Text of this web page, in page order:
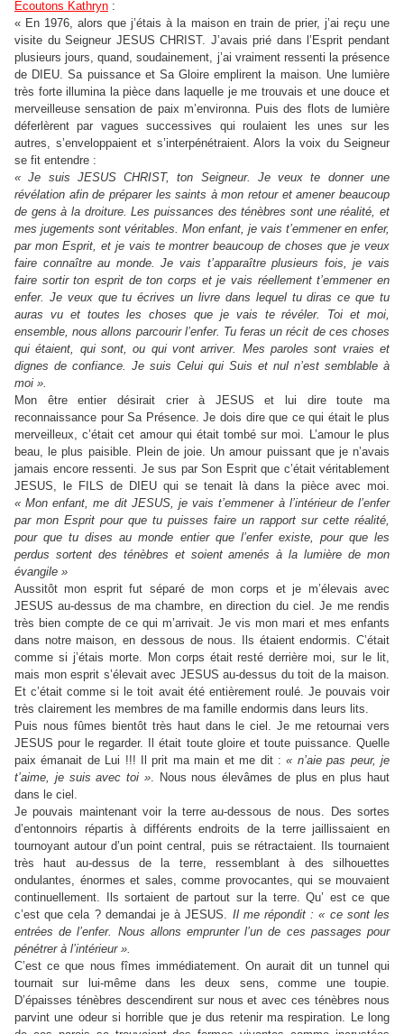
Ecoutons Kathryn :
« En 1976, alors que j’étais à la maison en train de prier, j’ai reçu une
visite du Seigneur JESUS CHRIST. J’avais prié dans l’Esprit pendant
plusieurs jours, quand, soudainement, j’ai vraiment ressenti la présence
de DIEU. Sa puissance et Sa Gloire emplirent la maison. Une lumière
très forte illumina la pièce dans laquelle je me trouvais et une douce et
merveilleuse sensation de paix m’environna. Puis des flots de lumière
déferlèrent par vagues successives qui roulaient les unes sur les
autres, s’enveloppaient et s’interpénétraient. Alors la voix du Seigneur
se fit entendre :
« Je suis JESUS CHRIST, ton Seigneur. Je veux te donner une
révélation afin de préparer les saints à mon retour et amener beaucoup
de gens à la droiture. Les puissances des ténèbres sont une réalité, et
mes jugements sont véritables. Mon enfant, je vais t’emmener en enfer,
par mon Esprit, et je vais te montrer beaucoup de choses que je veux
faire connaître au monde. Je vais t’apparaître plusieurs fois, je vais
faire sortir ton esprit de ton corps et je vais réellement t’emmener en
enfer. Je veux que tu écrives un livre dans lequel tu diras ce que tu
auras vu et toutes les choses que je vais te révéler. Toi et moi,
ensemble, nous allons parcourir l’enfer. Tu feras un récit de ces choses
qui étaient, qui sont, ou qui vont arriver. Mes paroles sont vraies et
dignes de confiance. Je suis Celui qui Suis et nul n’est semblable à
moi ».
Mon être entier désirait crier à JESUS et lui dire toute ma
reconnaissance pour Sa Présence. Je dois dire que ce qui était le plus
merveilleux, c’était cet amour qui était tombé sur moi. L’amour le plus
beau, le plus paisible. Plein de joie. Un amour puissant que je n’avais
jamais encore ressenti. Je sus par Son Esprit que c’était véritablement
JESUS, le FILS de DIEU qui se tenait là dans la pièce avec moi.
« Mon enfant, me dit JESUS, je vais t’emmener à l’intérieur de l’enfer
par mon Esprit pour que tu puisses faire un rapport sur cette réalité,
pour que tu dises au monde entier que l’enfer existe, pour que les
perdus sortent des ténèbres et soient amenés à la lumière de mon
évangile »
Aussitôt mon esprit fut séparé de mon corps et je m’élevais avec
JESUS au-dessus de ma chambre, en direction du ciel. Je me rendis
très bien compte de ce qui m’arrivait. Je vis mon mari et mes enfants
dans notre maison, en dessous de nous. Ils étaient endormis. C’était
comme si j’étais morte. Mon corps était resté derrière moi, sur le lit,
mais mon esprit s’élevait avec JESUS au-dessus du toit de la maison.
Et c’était comme si le toit avait été entièrement roulé. Je pouvais voir
très clairement les membres de ma famille endormis dans leurs lits.
Puis nous fûmes bientôt très haut dans le ciel. Je me retournai vers
JESUS pour le regarder. Il était toute gloire et toute puissance. Quelle
paix émanait de Lui !!! Il prit ma main et me dit :« n’aie pas peur, je
t’aime, je suis avec toi ». Nous nous élevâmes de plus en plus haut
dans le ciel.
Je pouvais maintenant voir la terre au-dessous de nous. Des sortes
d’entonnoirs répartis à différents endroits de la terre jaillissaient en
tournoyant autour d’un point central, puis se rétractaient. Ils tournaient
très haut au-dessus de la terre, ressemblant à des silhouettes
ondulantes, énormes et sales, comme provocantes, qui se mouvaient
continuellement. Ils sortaient de partout sur la terre. Qu’ est ce que
c’est que cela ? demandai je à JESUS. Il me répondit : « ce sont les
entrées de l’enfer. Nous allons emprunter l’un de ces passages pour
pénétrer à l’intérieur ».
C’est ce que nous fîmes immédiatement. On aurait dit un tunnel qui
tournait sur lui-même dans les deux sens, comme une toupie.
D’épaisses ténèbres descendirent sur nous et avec ces ténèbres nous
parvint une odeur si horrible que je dus retenir ma respiration. Le long